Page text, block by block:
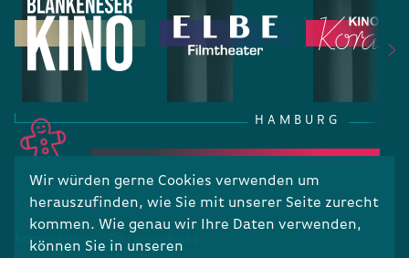
Wir würden gerne Cookies verwenden um
herauszufinden, wie Sie mit unserer Seite zurecht
kommen. Wie genau wir Ihre Daten verwenden,
können Sie in unseren
HAMBURG
RECHTLICHES
Impressum Datenschutz